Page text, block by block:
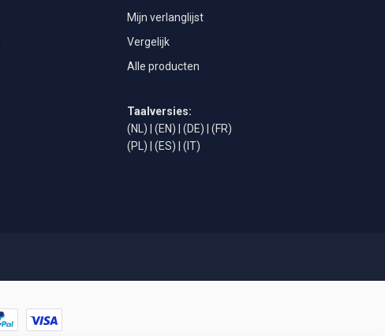
Mijn verlanglijst
Vergelijk
Alle producten
Taalversies:
(NL)
(EN) (DE)
(FR)
(PL)
(ES) (IT)